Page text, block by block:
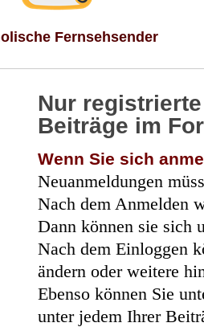
Fernsehsender
Nur
Beiträge im
Wenn Sie sich
Neuanmeldungen
Nach dem Anmelden
Dann können sie sich
Nach dem Einloggen
ändern oder weitere
Ebenso können Sie
unter jedem Ihrer